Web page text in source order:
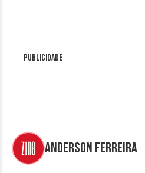
Publicidade
Anderson Ferreira